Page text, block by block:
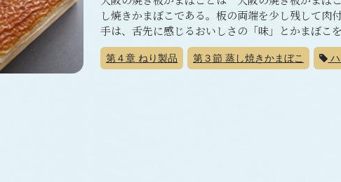
し焼きかまぼこである。板の両端を少し残して肉
手は、舌先に感じるおいしさの「味」とかまぼこ
第４章 ねり製品 第３節 蒸し焼きかまぼこ